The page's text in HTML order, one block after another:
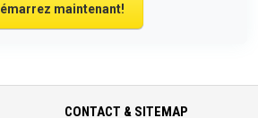
maintenant!
CONTACT & SITEMAP